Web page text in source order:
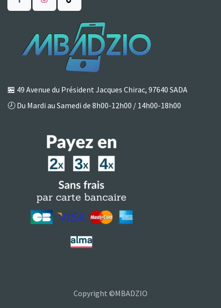
🏪 49 Avenue du Président Jacques Chirac, 97640 SADA
🕗 Du Mardi au Samedi de 8h00-12h00 / 14h00-18h00
Copyright ©MBADZIO